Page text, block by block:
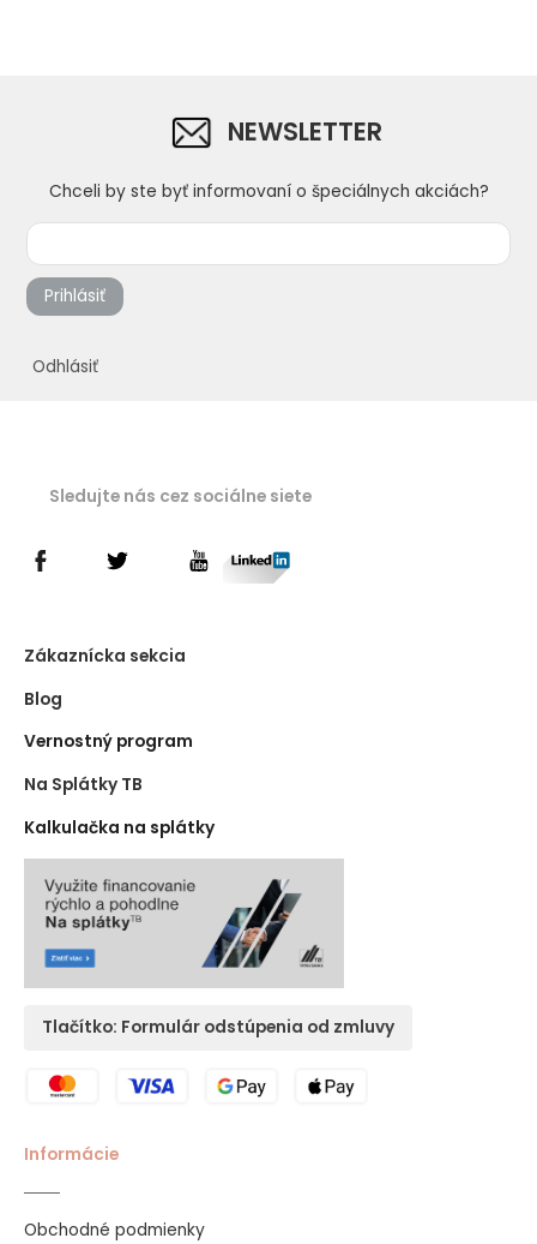
NEWSLETTER
Chceli by ste byť informovaní o špeciálnych akciách?
Prihlásiť
Odhlásiť
Sledujte nás cez sociálne siete
Zákaznícka sekcia
Blog
Vernostný program
Na Splátky TB
Kalkulačka na splátky
Tlačítko: Formulár odstúpenia od zmluvy
Informácie
Obchodné podmienky